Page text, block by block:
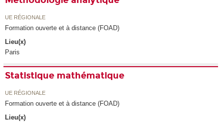
UE RÉGIONALE
Formation ouverte et à distance (FOAD)
Lieu(x)
Paris
Statistique mathématique
UE RÉGIONALE
Formation ouverte et à distance (FOAD)
Lieu(x)